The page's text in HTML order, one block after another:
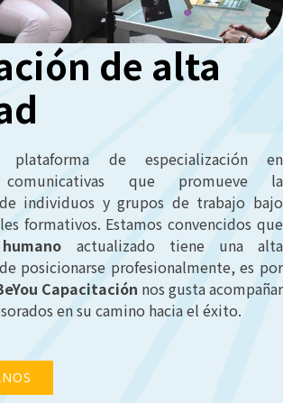
de alta
plataforma de especialización en
comunicativas que promueve la
individuos y grupos de trabajo bajo
formativos. Estamos convencidos que
actualizado tiene una alta
posicionarse profesionalmente, es por
Capacitación nos gusta acompañar
en su camino hacia el éxito.